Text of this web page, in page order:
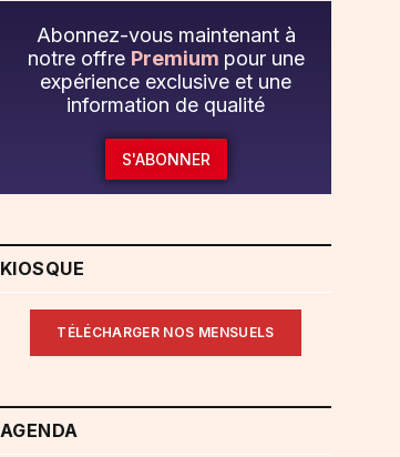
Abonnez-vous maintenant à
notre offre Premium pour une
expérience exclusive et une
information de qualité
S'ABONNER
KIOSQUE
TÉLÉCHARGER NOS MENSUELS
AGENDA